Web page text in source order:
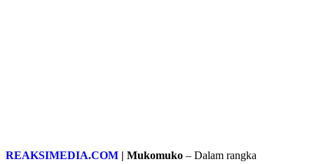
REAKSIMEDIA.COM | Mukomuko – Dalam rangka